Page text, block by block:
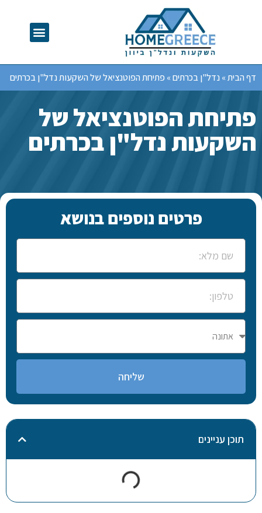
דף הבית» נדל"ן בכרתים» פתיחת הפוטנציאל של השקעות נדל"ן בכרתים
פתיחת הפוטנציאל של
השקעות נדל"ן בכרתים
פרטים נוספים בנושא
שליחה
תוכן עניינים